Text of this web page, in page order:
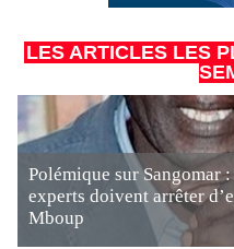
LES ARTICLES LES
Polémique sur Sangomar
experts doivent arrêter
Mboup